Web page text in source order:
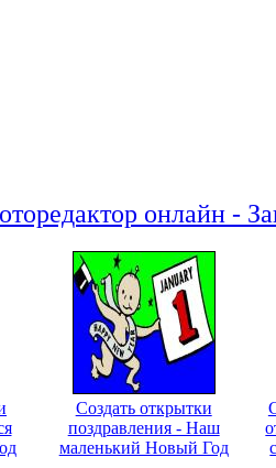
онлайн -
Создать открытки
поздравления - Наш
маленький Новый Год